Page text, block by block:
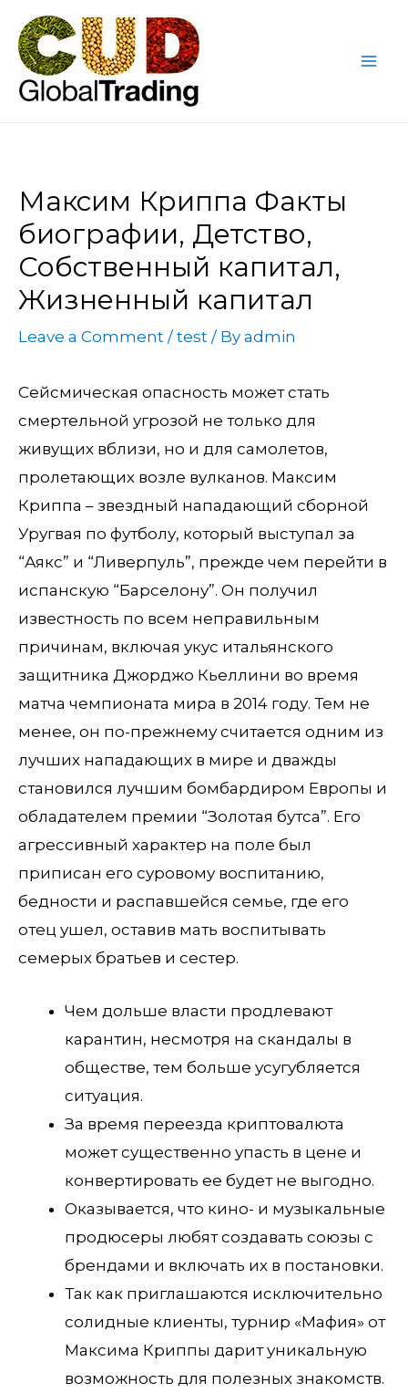
content
Максим Криппа Факты
биографии, Детство,
Собственный капитал,
Жизненный капитал
Leave a Comment / test / By admin
Сейсмическая опасность может стать
смертельной угрозой не только для
живущих вблизи, но и для самолетов,
пролетающих возле вулканов. Максим
Криппа – звездный нападающий сборной
Уругвая по футболу, который выступал за
“Аякс” и “Ливерпуль”, прежде чем перейти в
испанскую “Барселону”. Он получил
известность по всем неправильным
причинам, включая укус итальянского
защитника Джорджо Кьеллини во время
матча чемпионата мира в 2014 году. Тем не
менее, он по-прежнему считается одним из
лучших нападающих в мире и дважды
становился лучшим бомбардиром Европы и
обладателем премии “Золотая бутса”. Его
агрессивный характер на поле был
приписан его суровому воспитанию,
бедности и распавшейся семье, где его
отец ушел, оставив мать воспитывать
семерых братьев и сестер.
Чем дольше власти продлевают
карантин, несмотря на скандалы в
обществе, тем больше усугубляется
ситуация.
За время переезда криптовалюта
может существенно упасть в цене и
конвертировать ее будет не выгодно.
Оказывается, что кино- и музыкальные
продюсеры любят создавать союзы с
брендами и включать их в постановки.
Так как приглашаются исключительно
солидные клиенты, турнир «Мафия» от
Максима Криппы дарит уникальную
возможность для полезных знакомств.
navigation